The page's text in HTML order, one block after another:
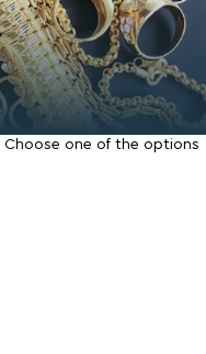
Choose one of the options